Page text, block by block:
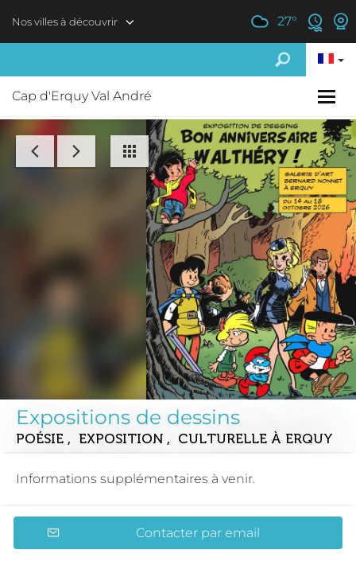
Nos villes à découvrir 27°
Cap d'Erquy Val André
Expositions de dessins
POÉSIE , EXPOSITION , CULTURELLE À ERQUY
Informations supplémentaires à venir.
Contacter par email